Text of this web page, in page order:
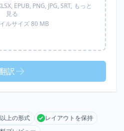
EPUB, PNG, JPG, SRT, もっと
見る
ルサイズ 80 MB
訳
上の形式
レイアウトを保持